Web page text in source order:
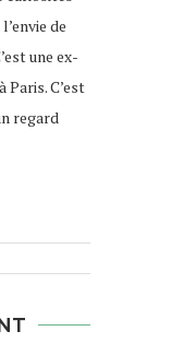
de
une ex-
C’est
regard